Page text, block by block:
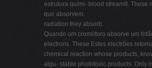
estrutura quími- blood stream8. These
que absorvem.
radiation they absorb.
Quando um cromóforo absorve um
electrons. These Estes electrões
chemical reaction whose products,
algu- stable phototoxic products. Only